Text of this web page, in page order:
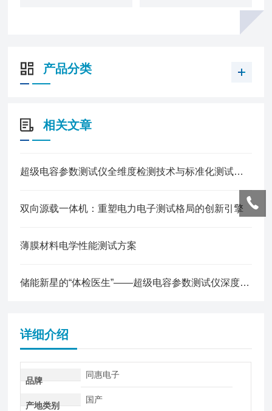
产品分类
相关文章
超级电容参数测试仪全维度检测技术与标准化测试流程解析
双向源载一体机：重塑电力电子测试格局的创新引擎
薄膜材料电学性能测试方案
储能新星的“体检医生”——超级电容参数测试仪深度解读
详细介绍
品牌
同惠电子
产地类别
国产